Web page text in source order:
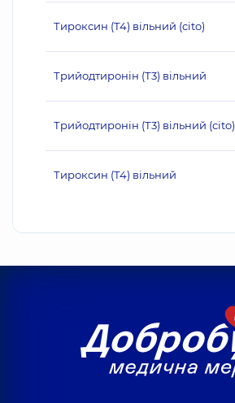
Тироксин (Т4) вільний (cito)
Трийодтиронін (Т3) вільний
Трийодтиронін (Т3) вільний (cito)
Тироксин (Т4) вільний